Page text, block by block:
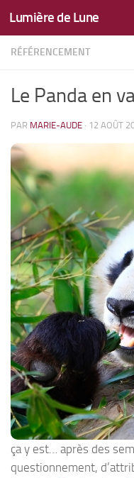
Skip to content
Lumière de Lune
RÉFÉRENCEMENT
Le Panda en
PAR MARIE-AUDE · 12 AOÛT
ça y est… après des
questionnement,